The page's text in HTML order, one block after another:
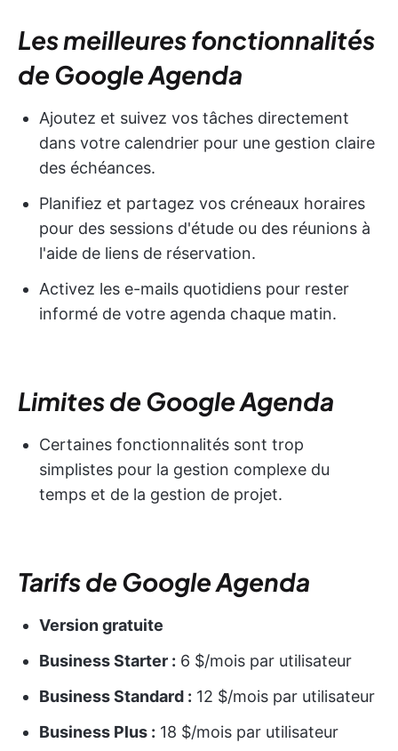
Les meilleures fonctionnalités
de Google Agenda
Ajoutez et suivez vos tâches directement
dans votre calendrier pour une gestion claire
des échéances.
Planifiez et partagez vos créneaux horaires
pour des sessions d'étude ou des réunions à
l'aide de liens de réservation.
Activez les e-mails quotidiens pour rester
informé de votre agenda chaque matin.
Limites de Google Agenda
Certaines fonctionnalités sont trop
simplistes pour la gestion complexe du
temps et de la gestion de projet.
Tarifs de Google Agenda
Version gratuite
Business Starter : 6 $/mois par utilisateur
Business Standard : 12 $/mois par utilisateur
Business Plus : 18 $/mois par utilisateur